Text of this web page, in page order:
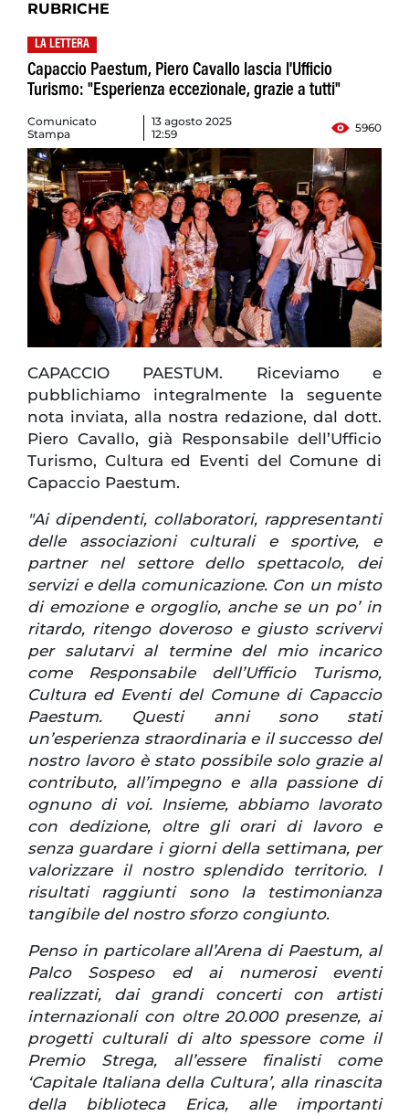
RUBRICHE
LA LETTERA
Capaccio Paestum, Piero Cavallo lascia l'Ufficio
Turismo: "Esperienza eccezionale, grazie a tutti"
Comunicato
Stampa
13 agosto 2025
12:59
5960
CAPACCIO PAESTUM. Riceviamo e
pubblichiamo integralmente la seguente
nota inviata, alla nostra redazione, dal dott.
Piero Cavallo, già Responsabile dell’Ufficio
Turismo, Cultura ed Eventi del Comune di
Capaccio Paestum.
"Ai dipendenti, collaboratori, rappresentanti
delle associazioni culturali e sportive, e
partner nel settore dello spettacolo, dei
servizi e della comunicazione. Con un misto
di emozione e orgoglio, anche se un po’ in
ritardo, ritengo doveroso e giusto scrivervi
per salutarvi al termine del mio incarico
come Responsabile dell’Ufficio Turismo,
Cultura ed Eventi del Comune di Capaccio
Paestum. Questi anni sono stati
un’esperienza straordinaria e il successo del
nostro lavoro è stato possibile solo grazie al
contributo, all’impegno e alla passione di
ognuno di voi. Insieme, abbiamo lavorato
con dedizione, oltre gli orari di lavoro e
senza guardare i giorni della settimana, per
valorizzare il nostro splendido territorio. I
risultati raggiunti sono la testimonianza
tangibile del nostro sforzo congiunto.
Penso in particolare all’Arena di Paestum, al
Palco Sospeso ed ai numerosi eventi
realizzati, dai grandi concerti con artisti
internazionali con oltre 20.000 presenze, ai
progetti culturali di alto spessore come il
Premio Strega, all’essere finalisti come
‘Capitale Italiana della Cultura’, alla rinascita
della biblioteca Erica, alle importanti